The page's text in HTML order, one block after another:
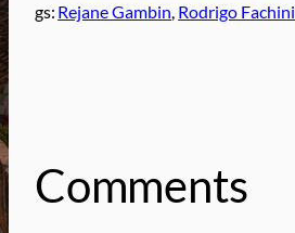
gs: Rejane Gambin, Rodrigo Fachini
Comments